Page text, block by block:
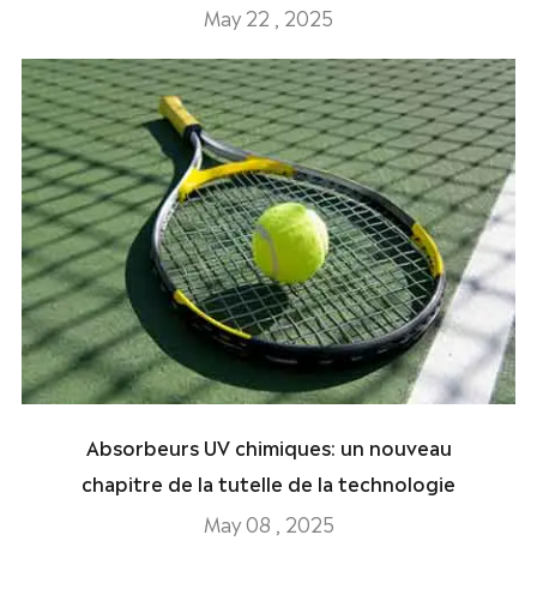
May 22 , 2025
Absorbeurs UV chimiques: un nouveau
chapitre de la tutelle de la technologie
May 08 , 2025